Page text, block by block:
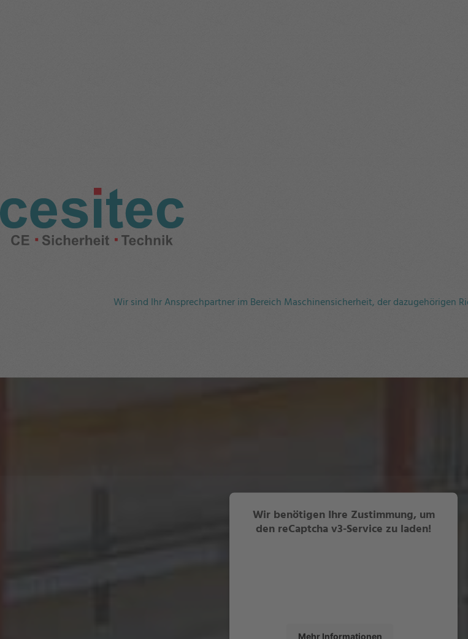
Wir sind Ihr Ansprechpartner im Bereich Maschinensicherheit, der dazugehörigen
Wir benötigen Ihre Zustimmung, um
den reCaptcha v3-Service zu laden!
Mehr Informationen